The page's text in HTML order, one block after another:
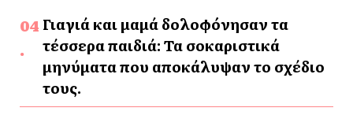
Γιαγιά και μαμά δολοφόνησαν τα
τέσσερα παιδιά: Τα σοκαριστικά
μηνύματα που αποκάλυψαν το σχέδιο
τους.